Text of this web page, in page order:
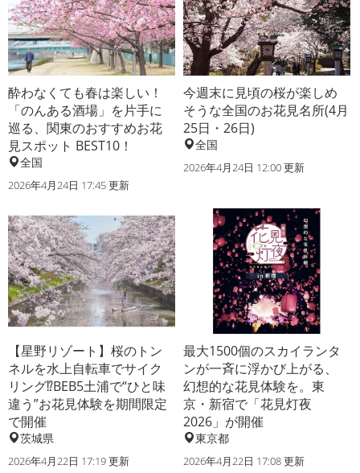
酔わなくても春は楽しい！
「のんある酒場」を片手に
巡る、関東のおすすめお花
見スポット BEST10！
全国
2026年4月24日 17:45 更新
今週末に見頃の桜が楽しめ
そうな全国のお花見名所(4月
25日・26日)
全国
2026年4月24日 12:00 更新
【星野リゾート】桜のトン
ネルを水上自転車でサイク
リング⁉BEB5土浦で“ひと味
違う”お花見体験を期間限定
で開催
茨城県
2026年4月22日 17:19 更新
最大1500個のスカイランタ
ンが一斉に浮かび上がる、
幻想的な花見体験を。東
京・新宿で「花見灯夜
2026」が開催
東京都
2026年4月22日 17:08 更新